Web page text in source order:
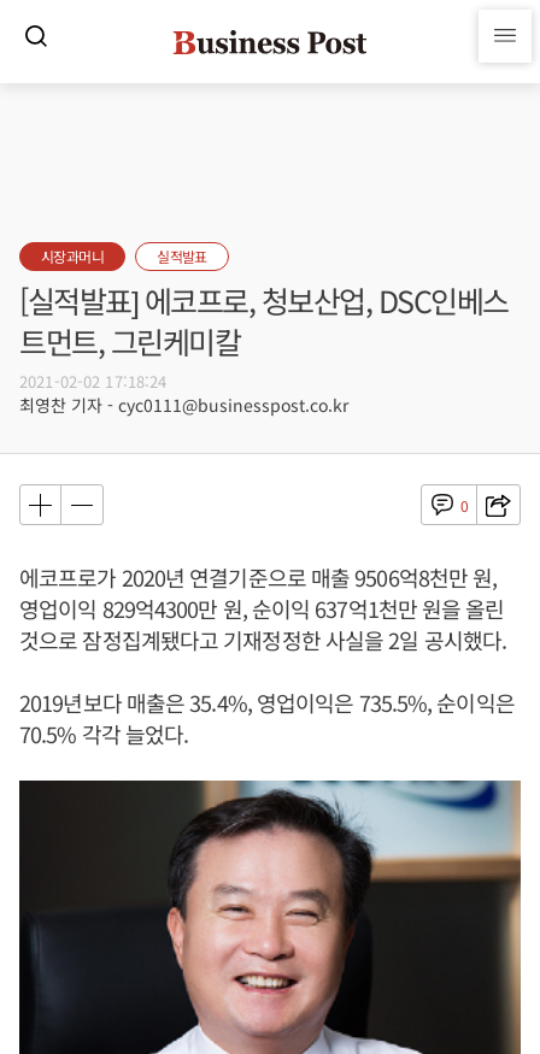
시장과머니 실적발표
[실적발표] 에코프로, 청보산업, DSC인베스
트먼트, 그린케미칼
2021-02-02 17:18:24
최영찬 기자 - cyc0111@businesspost.co.kr
0
에코프로가 2020년 연결기준으로 매출 9506억8천만 원,
영업이익 829억4300만 원, 순이익 637억1천만 원을 올린
것으로 잠정집계됐다고 기재정정한 사실을 2일 공시했다.
2019년보다 매출은 35.4%, 영업이익은 735.5%, 순이익은
70.5% 각각 늘었다.